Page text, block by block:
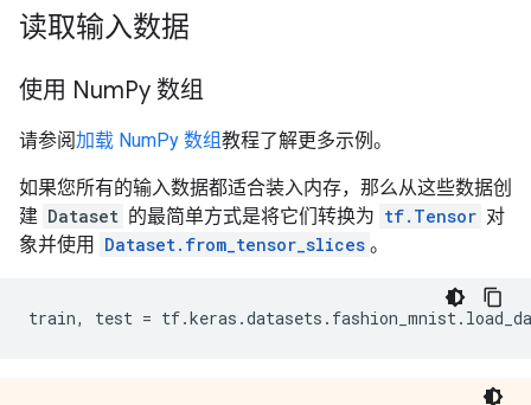
读取输入数据
使用 NumPy 数组
请参阅加载 NumPy 数组教程了解更多示例。
如果您所有的输入数据都适合装入内存，那么从这些数据创
建 Dataset 的最简单方式是将它们转换为 tf.Tensor 对
象并使用
Dataset.from_tensor_slices 。
train, test = tf.keras .datasets . fashion_mnist.